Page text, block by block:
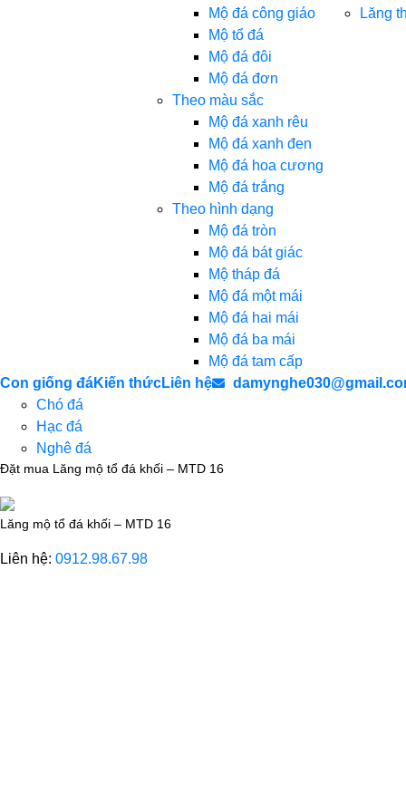
Mộ đá công giáo
Mộ tổ đá
Mộ đá đôi
Mộ đá đơn
Theo màu sắc
Mộ đá xanh rêu
Mộ đá xanh đen
Mộ đá hoa cương
Mộ đá trắng
Theo hình dạng
Mộ đá tròn
Mộ đá bát giác
Mộ tháp đá
Mộ đá một mái
Mộ đá hai mái
Mộ đá ba mái
Mộ đá tam cấp
Lăng
Con giống đá
Chó đá
Hạc đá
Nghê đá
Kiến thứcLiên hệ
Đặt mua Lăng mộ tổ đá khối – MTD 16
Lăng mộ tổ đá khối – MTD 16
Liên hệ: 0912.98.67.98